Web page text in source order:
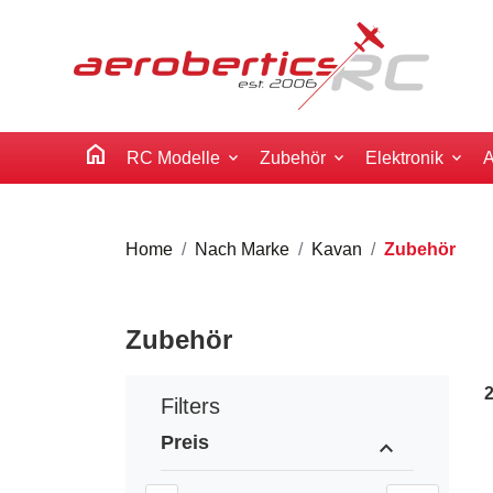
home RC Modelle Zubehör Elektronik
Home Nach Marke Kavan Zubehör
Zubehör
Filters
Preis expand_less